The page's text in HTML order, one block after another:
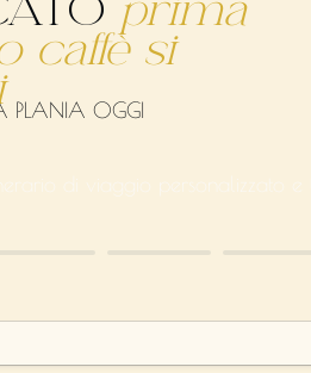
prima
caffè si
PLANIA OGGI
di viaggio personalizzato